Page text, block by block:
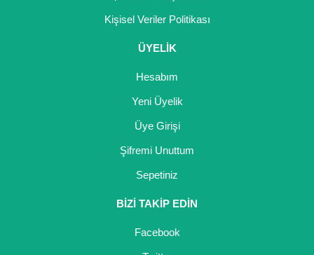
Kişisel Veriler Politikası
ÜYELİK
Hesabım
Yeni Üyelik
Üye Girişi
Şifremi Unuttum
Sepetiniz
BİZİ TAKİP EDİN
Facebook